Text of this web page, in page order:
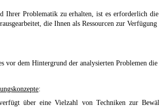
Ihrer Problematik zu erhalten, ist es erforderlich
die Ihnen als Ressourcen zur Verfügung
vor dem Hintergrund der analysierten Problemen
:
über eine Vielzahl von Techniken zur